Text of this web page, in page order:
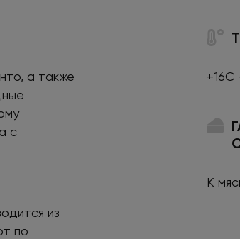
а также
с
из
по
+16С
К